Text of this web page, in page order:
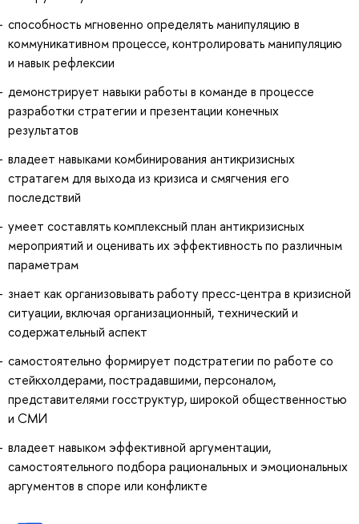
способность мгновенно определять манипуляцию в
коммуникативном процессе, контролировать манипуляцию
и навык рефлексии
демонстрирует навыки работы в команде в процессе
разработки стратегии и презентации конечных
результатов
владеет навыками комбинирования антикризисных
стратагем для выхода из кризиса и смягчения его
последствий
умеет составлять комплексный план антикризисных
мероприятий и оценивать их эффективность по различным
параметрам
знает как организовывать работу пресс-центра в кризисной
ситуации, включая организационный, технический и
содержательный аспект
самостоятельно формирует подстратегии по работе со
стейкхолдерами, пострадавшими, персоналом,
представителями госструктур, широкой общественностью
и СМИ
владеет навыком эффективной аргументации,
самостоятельного подбора рациональных и эмоциональных
аргументов в споре или конфликте